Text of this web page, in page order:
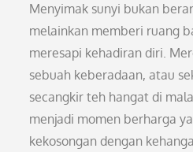
Menyimak sunyi bukan
melainkan memberi ruang
meresapi kehadiran diri.
sebuah keberadaan, atau
secangkir teh hangat di
menjadi momen berharga
kekosongan dengan